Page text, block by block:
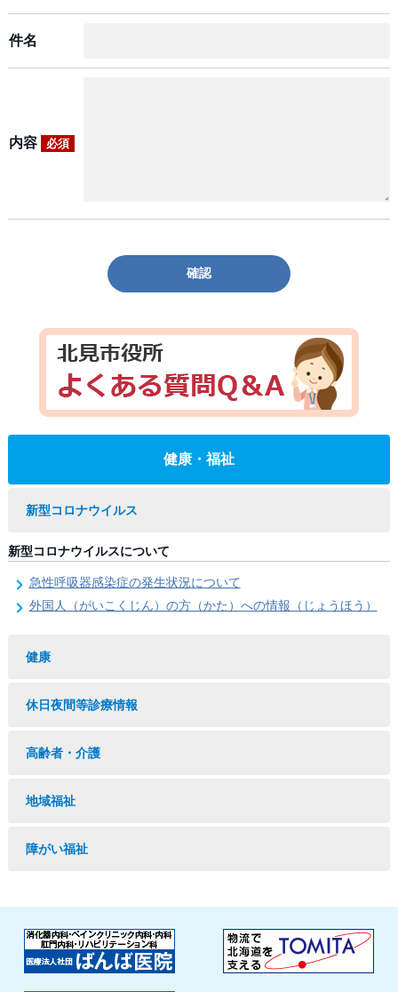
件名
内容 必須
確認
健康・福祉
新型コロナウイルス
新型コロナウイルスについて
急性呼吸器感染症の発生状況について
外国人（がいこくじん）の方（かた）への情報（じょうほう）
健康
休日夜間等診療情報
高齢者・介護
地域福祉
障がい福祉